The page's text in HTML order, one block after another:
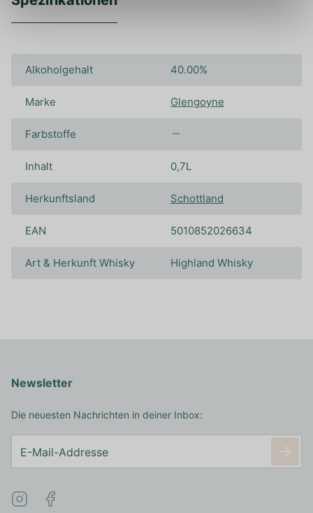
Alkoholgehalt 40.00%
Marke Glengoyne
Farbstoffe
Inhalt 0,7L
Herkunftsland Schottland
EAN 5010852026634
Art & Herkunft Whisky Highland Whisky
Newsletter
Die neuesten Nachrichten in deiner Inbox: